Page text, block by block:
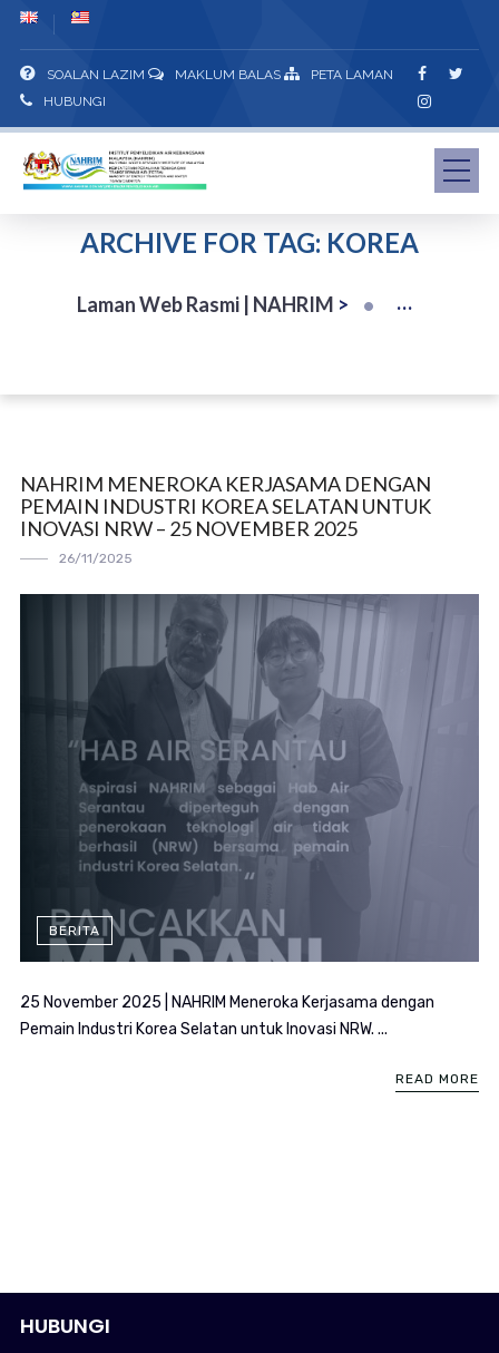
SOALAN LAZIM MAKLUM BALAS
PETA LAMAN
HUBUNGI
ARCHIVE FOR TAG: KOREA
Laman Web Rasmi | NAHRIM >
NAHRIM MENEROKA KERJASAMA DENGAN
PEMAIN INDUSTRI KOREA SELATAN UNTUK
INOVASI NRW – 25 NOVEMBER 2025
26/11/2025
BERITA
25 November 2025 | NAHRIM Meneroka Kerjasama dengan
Pemain Industri Korea Selatan untuk Inovasi NRW. ...
READ MORE
HUBUNGI